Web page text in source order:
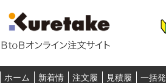
ホーム
新着情
注文履
見積履
一括発